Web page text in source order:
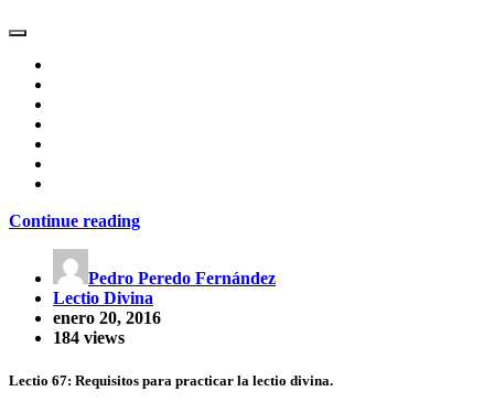
Continue reading
Pedro Peredo Fernández
Lectio Divina
enero 20, 2016
184 views
Lectio 67: Requisitos para practicar la lectio divina.